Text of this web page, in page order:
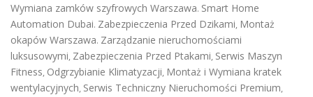
Wymiana zamków szyfrowych Warszawa. Smart Home
Automation Dubai. Zabezpieczenia Przed Dzikami, Montaż
okapów Warszawa. Zarządzanie nieruchomościami
luksusowymi, Zabezpieczenia Przed Ptakami, Serwis Maszyn
Fitness, Odgrzybianie Klimatyzacji, Montaż i Wymiana kratek
wentylacyjnych, Serwis Techniczny Nieruchomości Premium,